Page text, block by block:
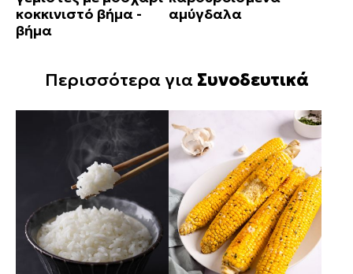
κοκκινιστό βήμα -
βήμα
αμύγδαλα
Περισσότερα για Συνοδευτικά